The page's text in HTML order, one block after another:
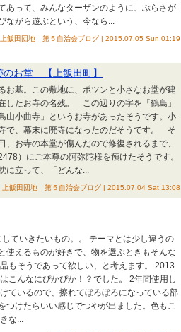
あって、みんなターザンのように、ぶらさが
ながら遊ぶという、今なら...
上飯田団地 第５自治会ブログ | 2015.07.05 Sun 01:19
お堂 【上飯田町】
お墓。この敷地に、ポツンと小さなお堂が建
たお寺の名残。 この辺りの字を「鶴島」
山小曲寺」というお寺があったそうです。小
で、幕末に廃寺になったのだそうです。 そ
お寺の本堂が傷んだので修復されるまで、
）にご本尊の阿弥陀様を預けたそうです。
に立って、「どんな...
上飯田団地 第５自治会ブログ | 2015.07.04 Sat 13:08
ていきたいもの。。 テーマとは少し違うの
使えるものが好きで、物を選ぶときもそんな
もそうであって欲しい、と考えます。 2013
こんなにぴかぴか！？でした。 2年間使用し
ているので、擦れてぼろぼろになっている部
つけたらいい感じでつやが出ました。色もこ
な...